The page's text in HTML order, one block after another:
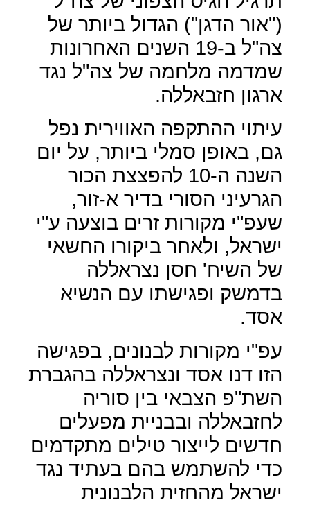
("אור הדגן") הגדול ביותר של
צה"ל ב-19 השנים האחרונות
שמדמה מלחמה של צה"ל נגד
ארגון חזבאללה.
עיתוי ההתקפה האווירית נפל
גם, באופן סמלי ביותר, על יום
השנה ה-10 להפצצת הכור
הגרעיני הסורי בדיר א-זור,
שעפ"י מקורות זרים בוצעה ע"י
ישראל, ולאחר ביקורו החשאי
של השיח' חסן נצראללה
בדמשק ופגישתו עם הנשיא
אסד.
עפ"י מקורות לבנונים, בפגישה
הזו דנו אסד ונצראללה בהגברת
השת"פ הצבאי בין סוריה
לחזבאללה ובבניית מפעלים
חדשים לייצור טילים מתקדמים
כדי להשתמש בהם בעתיד נגד
ישראל מהחזית הלבנונית